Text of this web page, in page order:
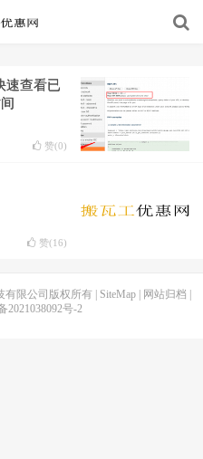
速查看已
赞(0)
赞(16)
限公司版权所有 | SiteMap| 网站归档
2021038092号-2